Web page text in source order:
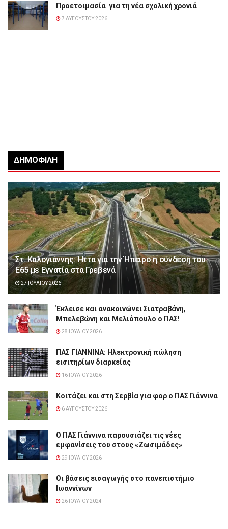
Προετοιμασία για τη νέα σχολική χρονιά
7 ΑΥΓΟΎΣΤΟΥ 2026
ΔΗΜΟΦΙΛΉ
Στ. Καλογιάννης: Ήττα για την Ήπειρο η σύνδεση του
Ε65 με Εγνατία στα Γρεβενά
27 ΙΟΥΛΊΟΥ 2026
Έκλεισε και ανακοινώνει Σιατραβάνη,
Μπελεβώνη και Μελιόπουλο ο ΠΑΣ!
28 ΙΟΥΛΊΟΥ 2026
ΠΑΣ ΓΙΑΝΝΙΝΑ: Hλεκτρονική πώληση
εισιτηρίων διαρκείας
16 ΙΟΥΛΊΟΥ 2026
Κοιτάζει και στη Σερβία για φορ ο ΠΑΣ Γιάννινα
6 ΑΥΓΟΎΣΤΟΥ 2026
Ο ΠΑΣ Γιάννινα παρουσιάζει τις νέες
εμφανίσεις του στους «Ζωσιμάδες»
29 ΙΟΥΛΊΟΥ 2026
Οι βάσεις εισαγωγής στο πανεπιστήμιο
Ιωαννίνων
26 ΙΟΥΛΊΟΥ 2024